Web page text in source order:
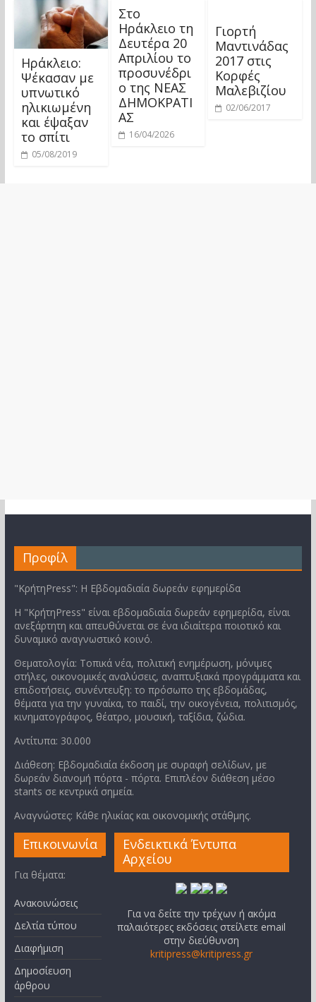
Ηράκλειο:
Ψέκασαν με
υπνωτικό
ηλικιωμένη
και έψαξαν
το σπίτι
05/08/2019
Στο
Ηράκλειο τη
Δευτέρα 20
Απριλίου το
προσυνέδρι
ο της ΝΕΑΣ
ΔΗΜΟΚΡΑΤΙ
ΑΣ
16/04/2026
Γιορτή
Μαντινάδας
2017 στις
Κορφές
Μαλεβιζίου
02/06/2017
Προφίλ
"ΚρήτηPress": Η Εβδομαδιαία δωρεάν εφημερίδα
Η "ΚρήτηPress" είναι εβδομαδιαία δωρεάν εφημερίδα, είναι
ανεξάρτητη και απευθύνεται σε ένα ιδιαίτερα ποιοτικό και
δυναμικό αναγνωστικό κοινό.
Θεματολογία: Τοπικά νέα, πολιτική ενημέρωση, μόνιμες
στήλες, οικονομικές αναλύσεις, αναπτυξιακά προγράμματα και
επιδοτήσεις, συνέντευξη: το πρόσωπο της εβδομάδας,
θέματα για την γυναίκα, το παιδί, την οικογένεια, πολιτισμός,
κινηματογράφος, θέατρο, μουσική, ταξίδια, ζώδια.
Αντίτυπα: 30.000
Διάθεση: Εβδομαδιαία έκδοση με συραφή σελίδων, με
δωρεάν διανομή πόρτα - πόρτα. Επιπλέον διάθεση μέσο
stants σε κεντρικά σημεία.
Αναγνώστες: Κάθε ηλικίας και οικονομικής στάθμης.
Επικοινωνία
Για θέματα:
Ανακοινώσεις
Δελτία τύπου
Διαφήμιση
Δημοσίευση
άρθρου
Ενδεικτικά Έντυπα
Αρχείου
Για να δείτε την τρέχων ή ακόμα
παλαιότερες εκδόσεις στείλετε email
στην διεύθυνση
kritipress@kritipress.gr